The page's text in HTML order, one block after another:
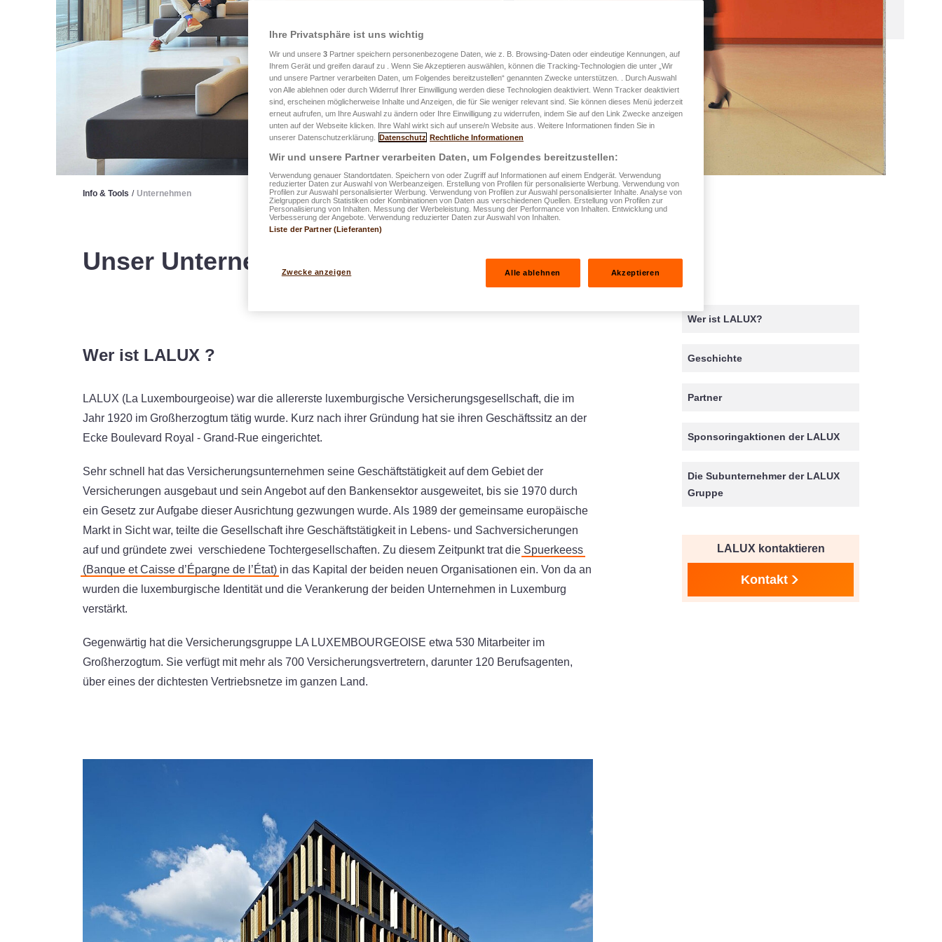
Info & Tools / Unternehmen
Unser Unternehmen
Wer ist LALUX?
Geschichte
Partner
Sponsoringaktionen der LALUX
Die Subunternehmer der LALUX
Gruppe
LALUX kontaktieren
Kontakt
Wer ist LALUX ?
LALUX (La Luxembourgeoise) war die allererste luxemburgische Versicherungsgesellschaft, die im
Jahr 1920 im Großherzogtum tätig wurde. Kurz nach ihrer Gründung hat sie ihren Geschäftssitz an der
Ecke Boulevard Royal - Grand-Rue eingerichtet.
Sehr schnell hat das Versicherungsunternehmen seine Geschäftstätigkeit auf dem Gebiet der
Versicherungen ausgebaut und sein Angebot auf den Bankensektor ausgeweitet, bis sie 1970 durch
ein Gesetz zur Aufgabe dieser Ausrichtung gezwungen wurde. Als 1989 der gemeinsame europäische
Markt in Sicht war, teilte die Gesellschaft ihre Geschäftstätigkeit in Lebens- und Sachversicherungen
auf und gründete zwei verschiedene Tochtergesellschaften. Zu diesem Zeitpunkt trat die Spuerkeess
(Banque et Caisse d’Épargne de l’État) in das Kapital der beiden neuen Organisationen ein. Von da an
wurden die luxemburgische Identität und die Verankerung der beiden Unternehmen in Luxemburg
verstärkt.
Gegenwärtig hat die Versicherungsgruppe LA LUXEMBOURGEOISE etwa 530 Mitarbeiter im
Großherzogtum. Sie verfügt mit mehr als 700 Versicherungsvertretern, darunter 120 Berufsagenten,
über eines der dichtesten Vertriebsnetze im ganzen Land.
Ihre Privatsphäre ist uns wichtig
Wir und unsere 3 Partner speichern personenbezogene Daten, wie z. B. Browsing-Daten oder eindeutige Kennungen, auf
Ihrem Gerät und greifen darauf zu . Wenn Sie Akzeptieren auswählen, können die Tracking-Technologien die unter „Wir
und unsere Partner verarbeiten Daten, um Folgendes bereitzustellen“ genannten Zwecke unterstützen. . Durch Auswahl
von Alle ablehnen oder durch Widerruf Ihrer Einwilligung werden diese Technologien deaktiviert. Wenn Tracker deaktiviert
sind, erscheinen möglicherweise Inhalte und Anzeigen, die für Sie weniger relevant sind. Sie können dieses Menü jederzeit
erneut aufrufen, um Ihre Auswahl zu ändern oder Ihre Einwilligung zu widerrufen, indem Sie auf den Link Zwecke anzeigen
unten auf der Webseite klicken. Ihre Wahl wirkt sich auf unsere/n Website aus. Weitere Informationen finden Sie in
unserer Datenschutzerklärung.
Datenschutz Rechtliche Informationen
Wir und unsere Partner verarbeiten Daten, um Folgendes bereitzustellen:
Verwendung genauer Standortdaten. Speichern von oder Zugriff auf Informationen auf einem Endgerät. Verwendung
reduzierter Daten zur Auswahl von Werbeanzeigen. Erstellung von Profilen für personalisierte Werbung. Verwendung von
Profilen zur Auswahl personalisierter Werbung. Verwendung von Profilen zur Auswahl personalisierter Inhalte. Analyse von
Zielgruppen durch Statistiken oder Kombinationen von Daten aus verschiedenen Quellen. Erstellung von Profilen zur
Personalisierung von Inhalten. Messung der Werbeleistung. Messung der Performance von Inhalten. Entwicklung und
Verbesserung der Angebote. Verwendung reduzierter Daten zur Auswahl von Inhalten.
Liste der Partner (Lieferanten)
Zwecke anzeigen Alle ablehnen Akzeptieren